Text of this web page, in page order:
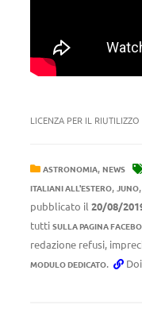
LICENZA PER IL RIUTILIZZO
ASTRONOMIA, NEWS
ITALIANI ALL'ESTERO, JUNO,
pubblicato il 20/08/
tutti SULLA PAGINA
redazione refusi,
MODULO DEDICATO.